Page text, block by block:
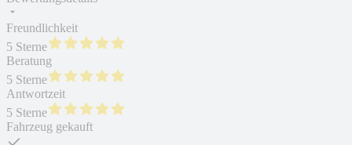
Freundlichkeit
5 Sterne
Beratung
5 Sterne
Antwortzeit
5 Sterne
Fahrzeug gekauft